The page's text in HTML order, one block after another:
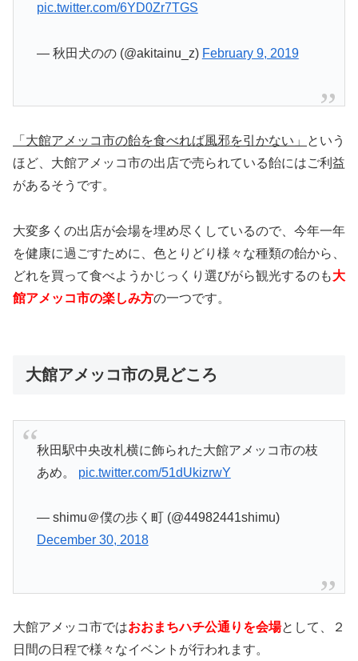
pic.twitter.com/6YD0Zr7TGS
— 秋田犬のの (@akitainu_z) February 9, 2019
「大館アメッコ市の飴を食べれば風邪を引かない」
という
ほど、大館アメッコ市の出店で売られている飴にはご利益
があるそうです。
大変多くの出店が会場を埋め尽くしているので、今年一年
を健康に過ごすために、色とりどり様々な種類の飴から、
どれを買って食べようかじっくり選びがら観光するのも大
館アメッコ市の楽しみ方の一つです。
大館アメッコ市の見どころ
秋田駅中央改札横に飾られた大館アメッコ市の枝
あめ。 pic.twitter.com/51dUkizrwY
— shimu＠僕の歩く町 (@44982441shimu)
December 30, 2018
大館アメッコ市ではおおまちハチ公通りを会場として、２
日間の日程で様々なイベントが行われます。